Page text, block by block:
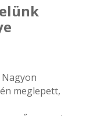
meglepett,